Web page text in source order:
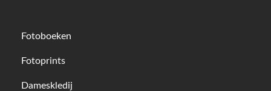
Fotoboeken
Fotoprints
Dameskledij